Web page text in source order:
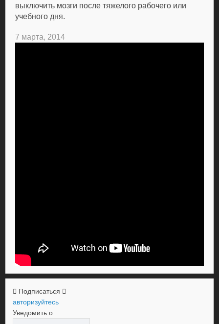
выключить мозги после тяжелого рабочего или
учебного дня.
7 марта, 2014
Подписаться
авторизуйтесь
Уведомить о